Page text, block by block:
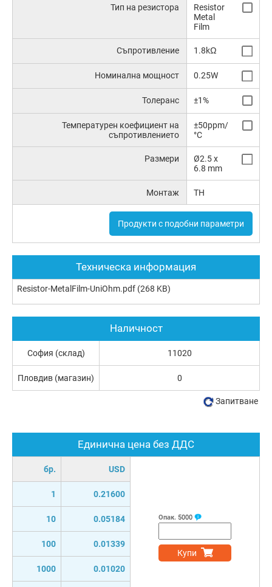
Тип на резистора
Resistor
Metal
Film
Съпротивление 1.8kΩ
Номинална мощност 0.25W
Толеранс ±1%
Температурен коефициент на
съпротивлението
±50ppm/
°C
Размери
Ø2.5 x
6.8 mm
Монтаж TH
Продукти с подобни параметри
Техническа информация
Resistor-MetalFilm-UniOhm.pdf (268 KB)
Единична цена без ДДС
бр. USD
1 0.21600
10 0.05184
100 0.01339
1000 0.01020
Опак. 5000
Купи
Наличност
София (склад) 11020
Пловдив (магазин) 0
Запитване